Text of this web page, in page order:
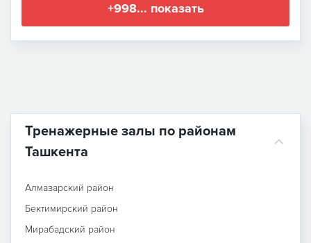
+998... показать
Тренажерные залы по районам
Ташкента
Алмазарский район
Бектимирский район
Мирабадский район